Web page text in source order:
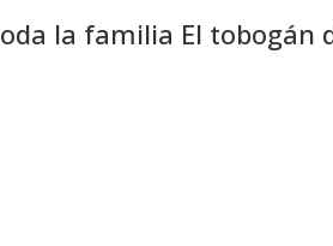
la familia El